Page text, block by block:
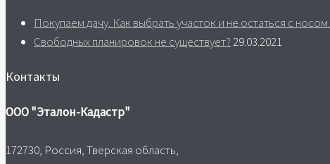
Покупаем дачу. Как выбрать участок и не остаться с носом.
Свободных планировок не существует?29.03.2021
Контакты
ООО "Эталон-Кадастр"
172730, Россия, Тверская область,